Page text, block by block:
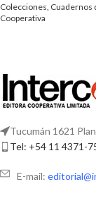
Colecciones Cuadernos
Cooperativa
Tucumán 1621
Tel: +54 11 4371-
E-mail: